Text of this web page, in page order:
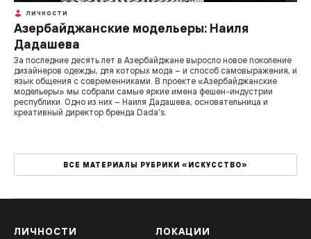
ЛИЧНОСТИ
Азербайджанские модельеры: Наиля
Дадашева
За последние десять лет в Азербайджане выросло новое поколение
дизайнеров одежды, для которых мода – и способ самовыражения, и
язык общения с современниками. В проекте «Азербайджанские
модельеры» мы собрали самые яркие имена фешен-индустрии
республики. Одно из них – Наиля Дадашева, основательница и
креативный директор бренда Dada’s.
ВСЕ МАТЕРИАЛЫ РУБРИКИ «ИСКУССТВО»
ЛИЧНОСТИ ЛОКАЦИИ